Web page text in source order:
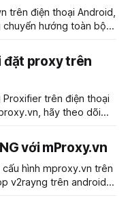
trên điện thoại Android,
hướng toàn bộ
lựa chọn phổ biến.
đặt proxy trên
trên điện thoại
hãy theo dõi
với mProxy.vn
hình mproxy.vn trên